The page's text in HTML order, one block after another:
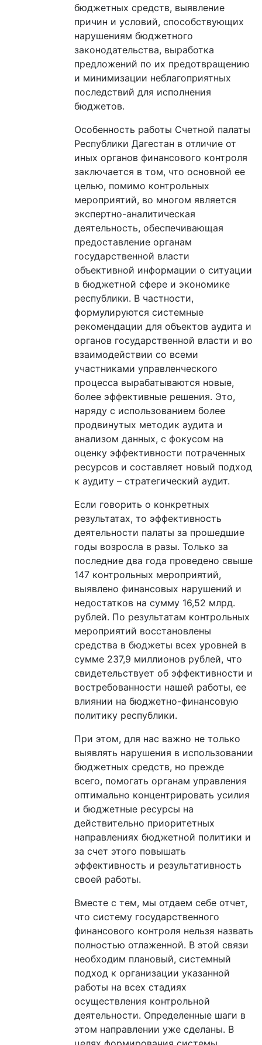
бюджетных средств, выявление
причин и условий, способствующих
нарушениям бюджетного
законодательства, выработка
предложений по их предотвращению
и минимизации неблагоприятных
последствий для исполнения
бюджетов.
Особенность работы Счетной палаты
Республики Дагестан в отличие от
иных органов финансового контроля
заключается в том, что основной ее
целью, помимо контрольных
мероприятий, во многом является
экспертно-аналитическая
деятельность, обеспечивающая
предоставление органам
государственной власти
объективной информации о ситуации
в бюджетной сфере и экономике
республики. В частности,
формулируются системные
рекомендации для объектов аудита и
органов государственной власти и во
взаимодействии со всеми
участниками управленческого
процесса вырабатываются новые,
более эффективные решения. Это,
наряду с использованием более
продвинутых методик аудита и
анализом данных, с фокусом на
оценку эффективности потраченных
ресурсов и составляет новый подход
к аудиту – стратегический аудит.
Если говорить о конкретных
результатах, то эффективность
деятельности палаты за прошедшие
годы возросла в разы. Только за
последние два года проведено свыше
147 контрольных мероприятий,
выявлено финансовых нарушений и
недостатков на сумму 16,52 млрд.
рублей. По результатам контрольных
мероприятий восстановлены
средства в бюджеты всех уровней в
сумме 237,9 миллионов рублей, что
свидетельствует об эффективности и
востребованности нашей работы, ее
влиянии на бюджетно-финансовую
политику республики.
При этом, для нас важно не только
выявлять нарушения в использовании
бюджетных средств, но прежде
всего, помогать органам управления
оптимально концентрировать усилия
и бюджетные ресурсы на
действительно приоритетных
направлениях бюджетной политики и
за счет этого повышать
эффективность и результативность
своей работы.
Вместе с тем, мы отдаем себе отчет,
что систему государственного
финансового контроля нельзя назвать
полностью отлаженной. В этой связи
необходим плановый, системный
подход к организации указанной
работы на всех стадиях
осуществления контрольной
деятельности. Определенные шаги в
этом направлении уже сделаны. В